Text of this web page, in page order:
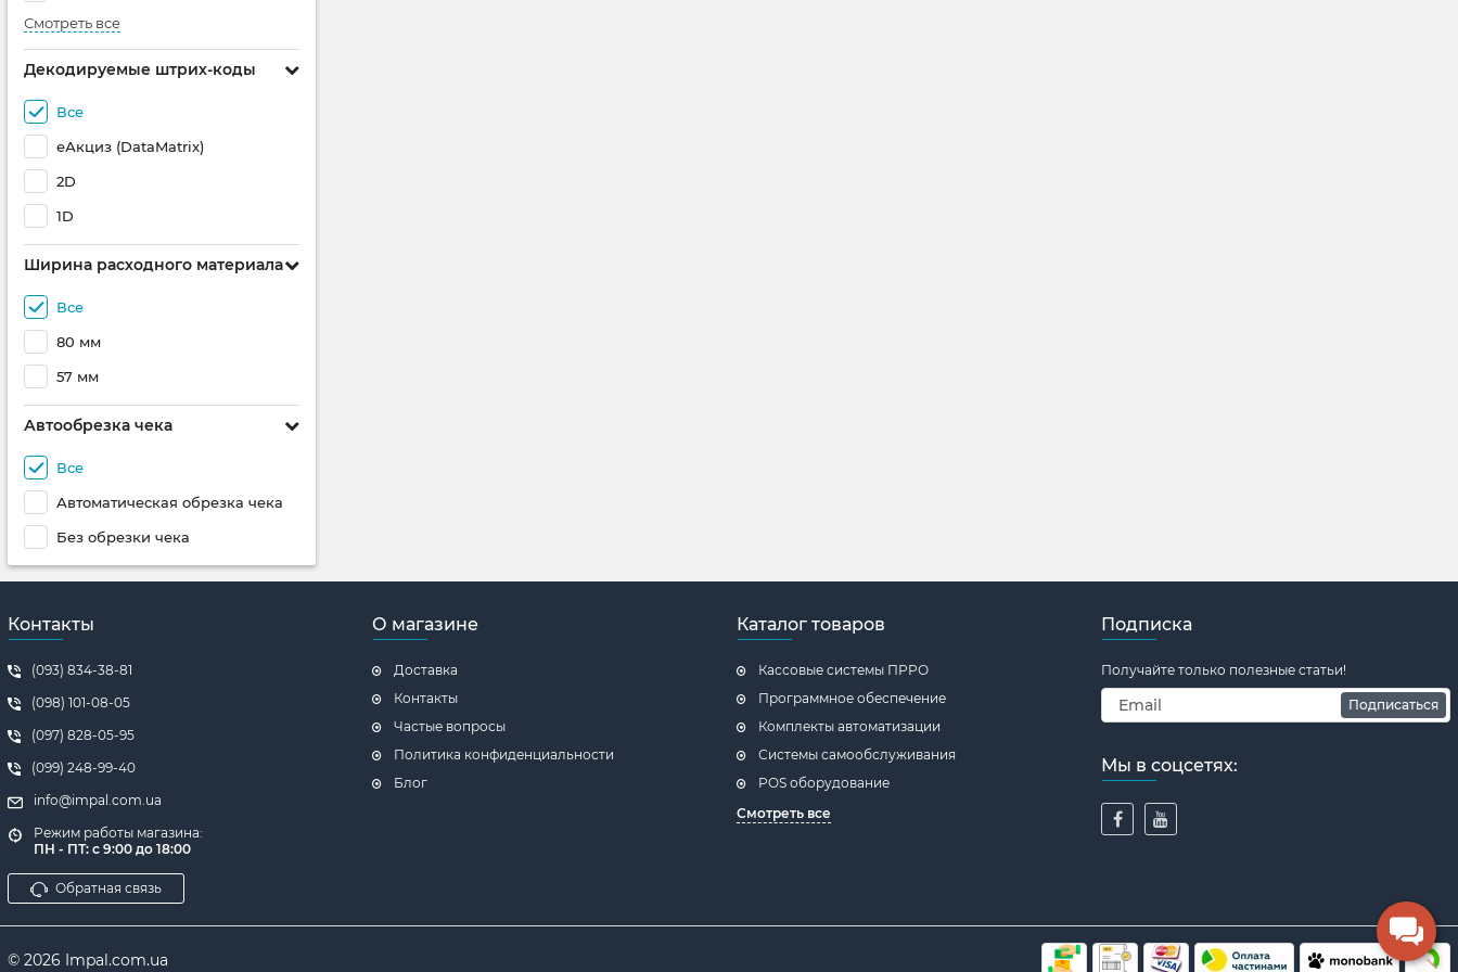
Смотреть все
Декодируемые штрих-коды
Все
еАкциз (DataMatrix)
2D
1D
Ширина расходного материала
Все
80 мм
57 мм
Автообрезка чека
Все
Автоматическая обрезка чека
Без обрезки чека
Контакты
(093) 834-38-81
(098) 101-08-05
(097) 828-05-95
(099) 248-99-40
info@impal.com.ua
Режим работы магазина:
ПН - ПТ: с 9:00 до 18:00
Обратная связь
О магазине
Доставка
Контакты
Частые вопросы
Политика конфиденциальности
Блог
Каталог товаров
Кассовые системы ПРРО
Программное обеспечение
Комплекты автоматизации
Системы самообслуживания
POS оборудование
Смотреть все
Подписка
Получайте только полезные статьи!
Подписаться
Мы в соцсетях:
© 2026 Impal.com.ua